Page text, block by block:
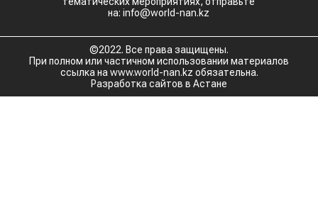
на: info@world-nan.kz
©2022. Все права защищены.
При полном или частичном использовании материалов
ссылка на www.world-nan.kz обязательна.
Разработка сайтов в Астане